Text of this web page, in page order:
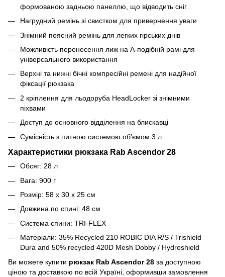
формованою задньою панеллю, що відводить сніг
Нагрудний ремінь зі свистком для привернення уваги
Знімний поясний ремінь для легких гірських днів
Можливість перенесення лиж на А-подібній рамі для
універсального використання
Верхні та нижні бічні компресійні ремені для надійної
фіксації рюкзака
2 кріплення для льодоруба HeadLocker зі знімними
піхвами
Доступ до основного відділення на блискавці
Сумісність з питною системою об'ємом 3 л
Характеристики рюкзака Rab Ascendor 28
Обсяг: 28 л
Вага: 900 г
Розмір: 58 х 30 х 25 см
Довжина по спині: 48 см
Система спини: TRI-FLEX
Матеріали: 35% Recycled 210 ROBIC DIA R/S / Trishield
Dura and 50% recycled 420D Mesh Dobby / Hydroshield
Ви можете купити рюкзак Rab Ascendor 28 за доступною
ціною та доставкою по всій Україні, оформивши замовлення